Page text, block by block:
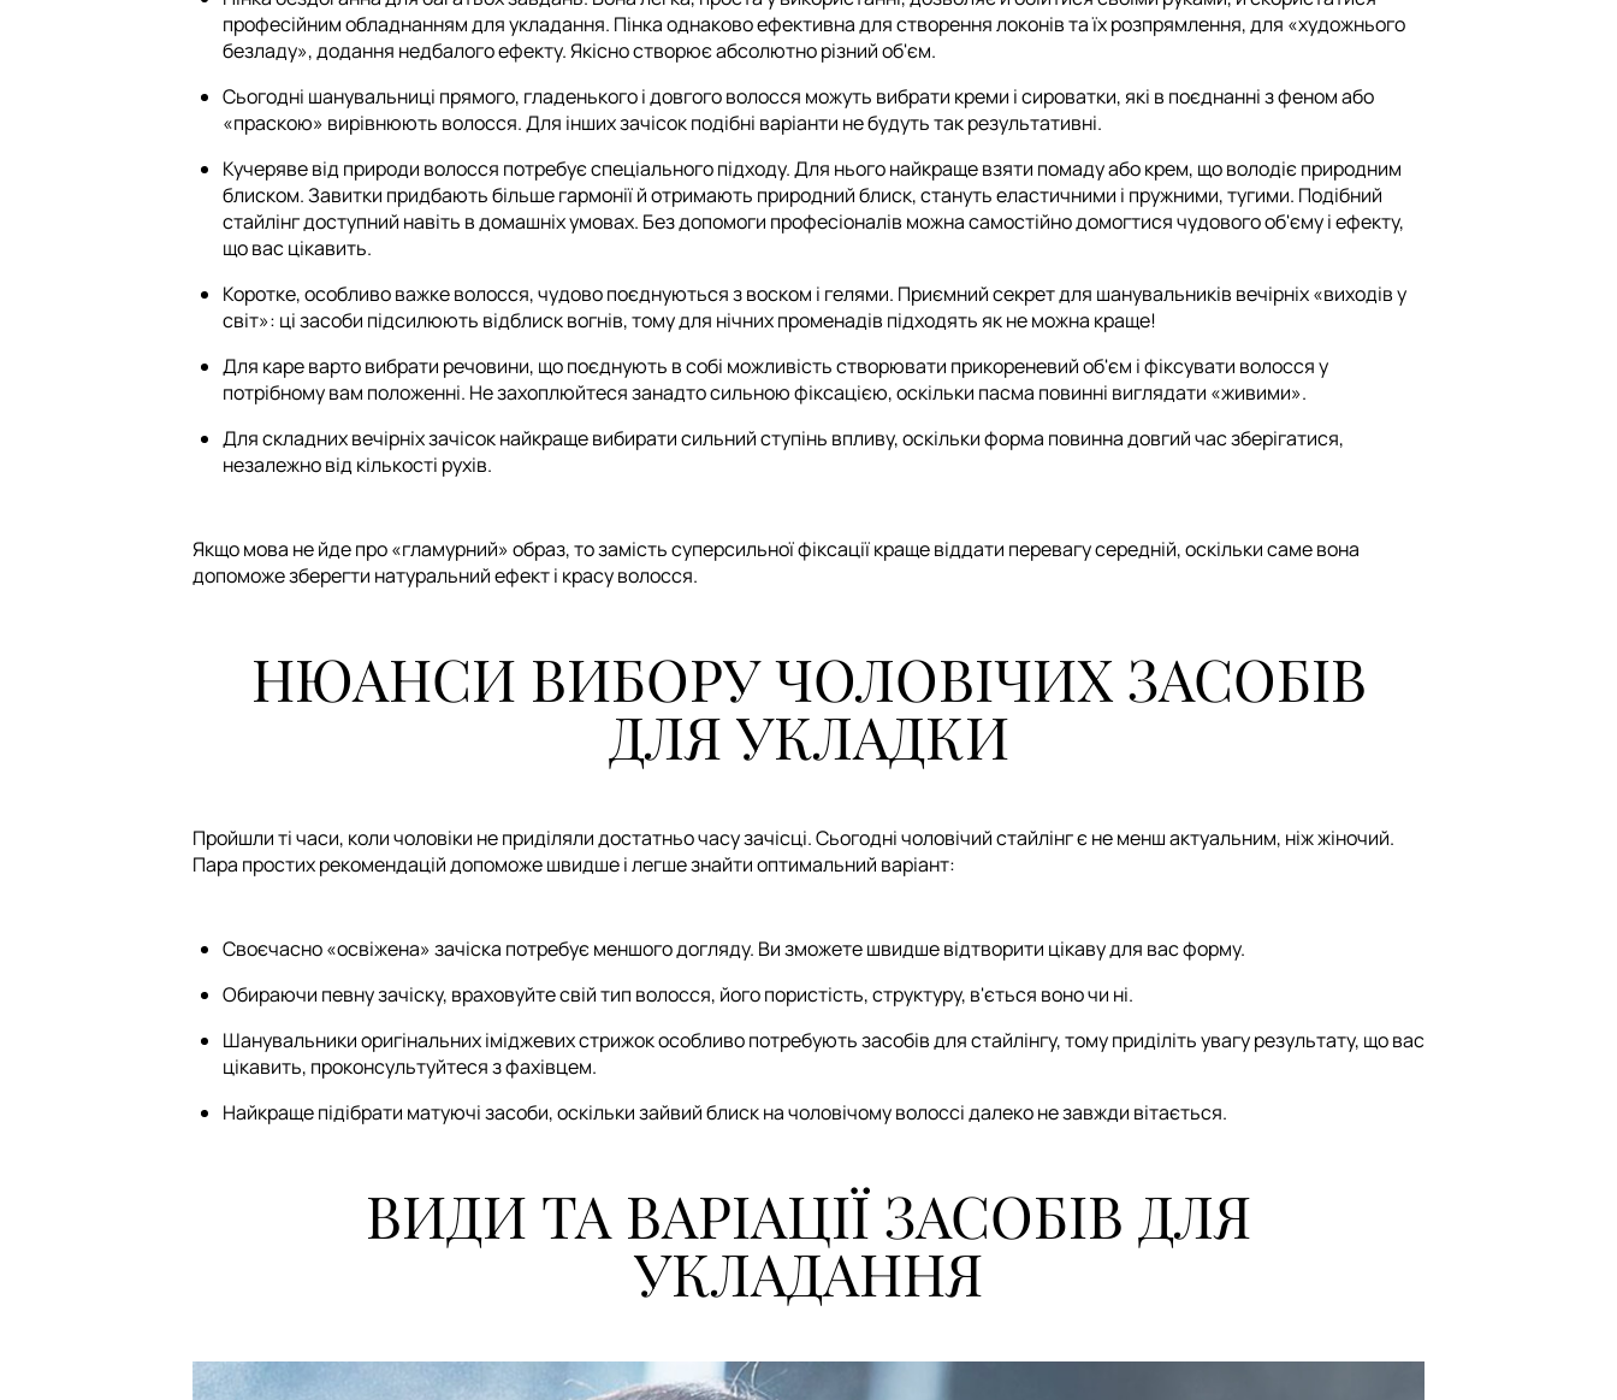
професійним обладнанням для укладання. Пінка однаково ефективна для створення локонів та їх розпрямлення, для «художнього
безладу», додання недбалого ефекту. Якісно створює абсолютно різний об'єм.
Сьогодні шанувальниці прямого, гладенького і довгого волосся можуть вибрати креми і сироватки, які в поєднанні з феном або
«праскою» вирівнюють волосся. Для інших зачісок подібні варіанти не будуть так результативні.
Кучеряве від природи волосся потребує спеціального підходу. Для нього найкраще взяти помаду або крем, що володіє природним
блиском. Завитки придбають більше гармонії й отримають природний блиск, стануть еластичними і пружними, тугими. Подібний
стайлінг доступний навіть в домашніх умовах. Без допомоги професіоналів можна самостійно домогтися чудового об'єму і ефекту,
що вас цікавить.
Коротке, особливо важке волосся, чудово поєднуються з воском і гелями. Приємний секрет для шанувальників вечірніх «виходів у
світ»: ці засоби підсилюють відблиск вогнів, тому для нічних променадів підходять як не можна краще!
Для каре варто вибрати речовини, що поєднують в собі можливість створювати прикореневий об'єм і фіксувати волосся у
потрібному вам положенні. Не захоплюйтеся занадто сильною фіксацією, оскільки пасма повинні виглядати «живими».
Для складних вечірніх зачісок найкраще вибирати сильний ступінь впливу, оскільки форма повинна довгий час зберігатися,
незалежно від кількості рухів.
Якщо мова не йде про «гламурний» образ, то замість суперсильної фіксації краще віддати перевагу середній, оскільки саме вона
допоможе зберегти натуральний ефект і красу волосся.
НЮАНСИ ВИБОРУ ЧОЛОВІЧИХ ЗАСОБІВ
ДЛЯ УКЛАДКИ
Пройшли ті часи, коли чоловіки не приділяли достатньо часу зачісці. Сьогодні чоловічий стайлінг є не менш актуальним, ніж жіночий.
Пара простих рекомендацій допоможе швидше і легше знайти оптимальний варіант:
Своєчасно «освіжена» зачіска потребує меншого догляду. Ви зможете швидше відтворити цікаву для вас форму.
Обираючи певну зачіску, враховуйте свій тип волосся, його пористість, структуру, в'ється воно чи ні.
Шанувальники оригінальних іміджевих стрижок особливо потребують засобів для стайлінгу, тому приділіть увагу результату, що вас
цікавить, проконсультуйтеся з фахівцем.
Найкраще підібрати матуючі засоби, оскільки зайвий блиск на чоловічому волоссі далеко не завжди вітається.
ВИДИ ТА ВАРІАЦІЇ ЗАСОБІВ ДЛЯ
УКЛАДАННЯ